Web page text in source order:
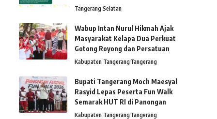
Tangerang Selatan
Wabup Intan Nurul Hikmah Ajak
Masyarakat Kelapa Dua Perkuat
Gotong Royong dan Persatuan
Kabupaten TangerangTangerang
Bupati Tangerang Moch Maesyal
Rasyid Lepas Peserta Fun Walk
Semarak HUT RI di Panongan
Kabupaten TangerangTangerang